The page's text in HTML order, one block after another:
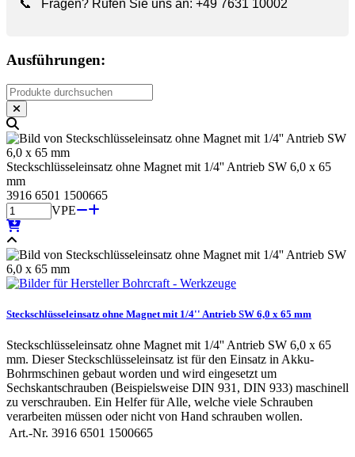
📞 Fragen? Rufen Sie uns an: +49 7631 10002
Ausführungen:
Steckschlüsseleinsatz ohne Magnet mit 1/4'' Antrieb SW 6,0 x 65
mm
3916 6501 1500665
VPE
Steckschlüsseleinsatz ohne Magnet mit 1/4'' Antrieb SW 6,0 x 65 mm
Steckschlüsseleinsatz ohne Magnet mit 1/4'' Antrieb SW 6,0 x 65
mm. Dieser Steckschlüsseleinsatz ist für den Einsatz in Akku-
Bohrmschinen gebaut worden und wird eingesetzt um
Sechskantschrauben (Beispielsweise DIN 931, DIN 933) maschinell
zu verschrauben. Ein Helfer für Alle, welche viele Schrauben
verarbeiten müssen oder nicht von Hand schrauben wollen.
Art.-Nr. 3916 6501 1500665